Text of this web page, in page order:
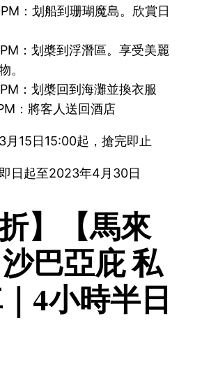
：划船到珊瑚魔島。欣賞日
：划槳到浮潛區。享受美麗
。
：划槳回到海灘並換衣服
：將客人送回酒店
月15日15:00起，搶完即止
日起至2023年4月30日
】【馬來
巴亞庇 私
4小時半日